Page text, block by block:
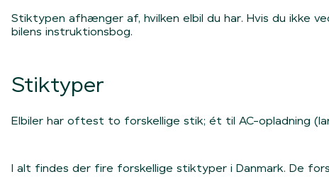
Stiktypen afhænger af, hvilken elbil du har. Hvis du ikke
bilens instruktionsbog.
Stiktyper
Elbiler har oftest to forskellige stik; ét til AC-opladning
I alt findes der fire forskellige stiktyper i Danmark. De